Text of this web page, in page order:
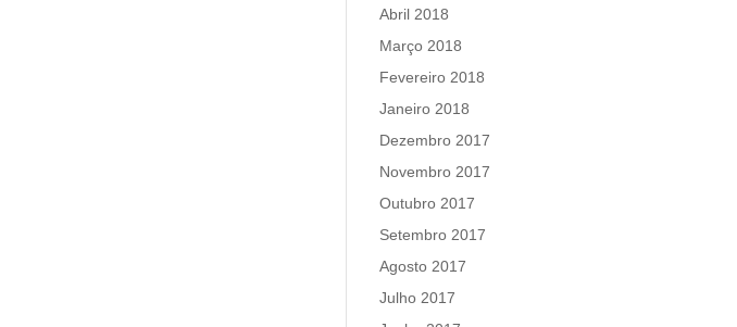
Abril 2018
Março 2018
Fevereiro 2018
Janeiro 2018
Dezembro 2017
Novembro 2017
Outubro 2017
Setembro 2017
Agosto 2017
Julho 2017